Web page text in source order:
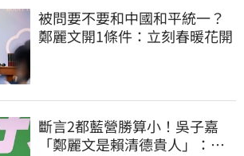
被問要不要和中國和平統一？
鄭麗文開1條件：立刻春暖花開
斷言2都藍營勝算小！吳子嘉
「鄭麗文是賴清德貴人」：保